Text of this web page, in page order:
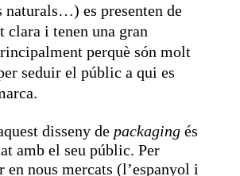
naturals…) es presenten de
clara i tenen una gran
perquè són molt
seduir el públic a qui es
disseny de packaging és
amb el seu públic. Per
en nous mercats (l’espanyol i